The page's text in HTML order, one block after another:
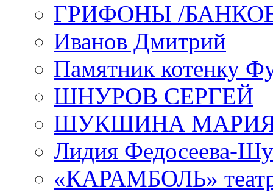
ГРИФОНЫ /
Иванов Дмитрий
Памятник котенку
ШНУРОВ СЕРГЕЙ
ШУКШИНА
Лидия Федосеева-
«КАРАМБОЛЬ»